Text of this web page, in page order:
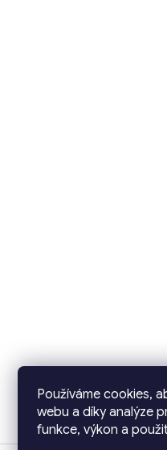
Používáme cookies,
webu a díky analýze
funkce, výkon a